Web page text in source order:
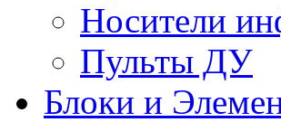
Носители
Пульты ДУ
Блоки и